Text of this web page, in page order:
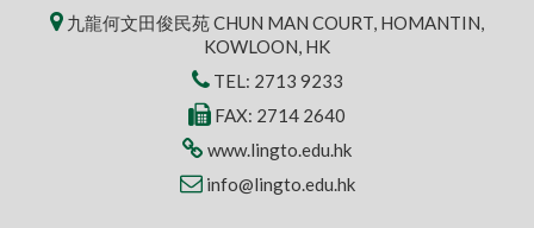
九龍何文田俊民苑 CHUN MAN COURT, HOMANTIN,
KOWLOON, HK
TEL: 2713 9233
FAX: 2714 2640
www.lingto.edu.hk
info@lingto.edu.hk